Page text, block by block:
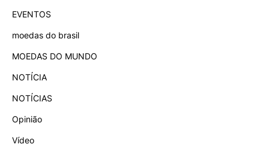
EVENTOS
moedas do brasil
MOEDAS DO MUNDO
NOTÍCIA
NOTÍCIAS
Opinião
Vídeo